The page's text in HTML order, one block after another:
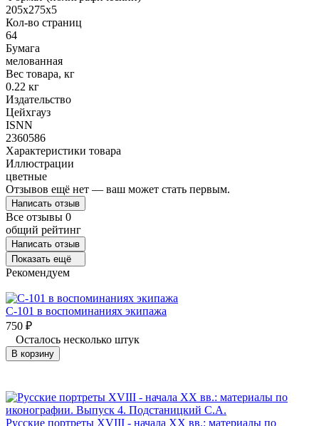
205х275х5
Кол-во страниц
64
Бумага
мелованная
Вес товара, кг
0.22 кг
Издательство
Цейхгауз
ISNN
2360586
Характеристики товара
Иллюстрации
цветные
Отзывов ещё нет — ваш может стать первым.
Написать отзыв
Все отзывы 0
общий рейтинг
Написать отзыв
Показать ещё
Рекомендуем
С-101 в воспоминаниях экипажа
750 ₽
Осталось несколько штук
В корзину
Русские портреты XVIII - начала XX вв.: материалы по